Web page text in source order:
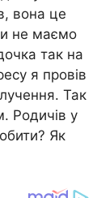
вона це
не маємо
так на
я провів
Так
Родичів у
Як